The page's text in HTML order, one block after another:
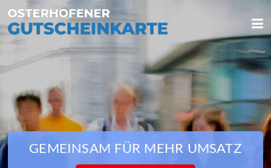
GEMEINSAM FÜR MEHR UMSATZ
We use cookies
We use cookies and other technologies on our website. Some of these are
essential, while others help us to improve this website and your
experience. Personal data can be processed (e.g. IP addresses), e.g. B. for
personalized ads and content or ad and content measurement. You can
find more information about the use of your data in ourdata protection
declaration. You can revoke or adjust your selection at any time under
Settings.